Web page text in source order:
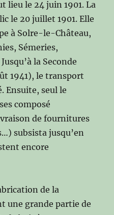
lieu le 24 juin 1901. La
le 20 juillet 1901. Elle
à Solre-le-Château,
Sémeries,
la Seconde
1941), le transport
Ensuite, seul le
composé
de fournitures
subsista jusqu’en
encore
de la
une grande partie de